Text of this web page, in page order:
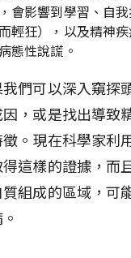
會影響到學習、自
輕狂），以及精神
態性說謊。
們可以深入窺探
，或是找出導致
。現在科學家利
這樣的證據，而
組成的區域，可